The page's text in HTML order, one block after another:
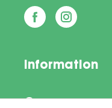
Information